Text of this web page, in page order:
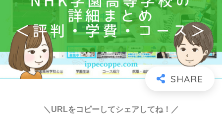
＼URLをコピーしてシェアしてね！／